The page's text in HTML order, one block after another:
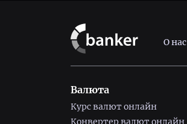
О нас
Валюта
Курс валют онлайн
Конвертер валют онлайн